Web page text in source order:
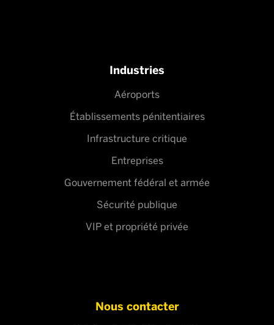
Industries
Aéroports
Établissements pénitentiaires
Infrastructure critique
Entreprises
Gouvernement fédéral et armée
Sécurité publique
VIP et propriété privée
Nous contacter